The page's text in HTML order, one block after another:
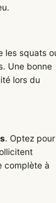
les squats
Une bonne
lors du
. Optez pour
complète à